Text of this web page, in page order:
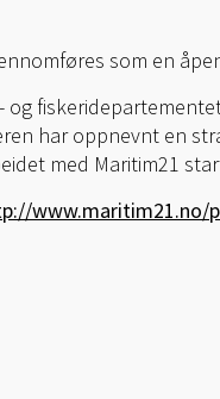
som en
og
har oppnevnt en
med Maritim21
www.maritim21.no/